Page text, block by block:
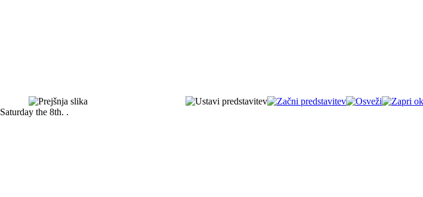
Saturday the 8th. .